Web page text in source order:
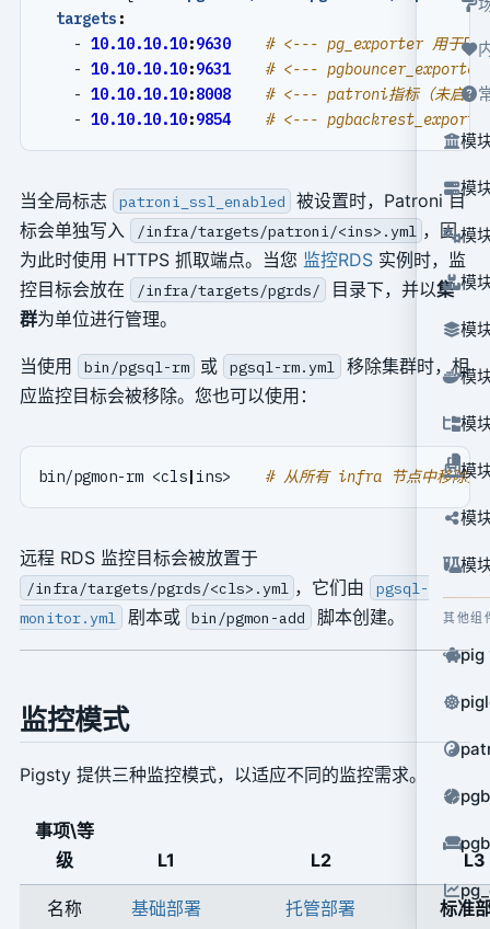
模
模
模
模
模
模
模
模
模
模
其他组
pig
targets :
- 10.10.10.10:9630
# <--- pg_exporter 用于
- 10.10.10.10:9631
# <--- pgbouncer_exporter
- 10.10.10.10:8008
# <--- patroni指标（未启用
- 10.10.10.10:9854 # <--- pgbackrest_exporter
当全局标志 patroni_ssl_enabled
被设置时，Patroni 目
标会单独写入
/infra/targets/patroni/<ins>.yml ，因
为此时使用 HTTPS 抓取端点。当您 监控RDS实例时，监
控目标会放在
/infra/targets/pgrds/ 目录下，并以集
群为单位进行管理。
当使用 bin/pgsql-rm 或 pgsql-rm.yml
移除集群时，相
应监控目标会被移除。您也可以使用：
bin/pgmon-rm <cls| ins> # 从所有 infra 节点中移除监
远程 RDS 监控目标会被放置于
/infra/targets/pgrds/<cls>.yml ，它们由
pgsql-
monitor.yml
剧本或 bin/pgmon-add 脚本创建。
监控模式
Pigsty 提供三种监控模式，以适应不同的监控需求。
事项\等
级
L1 L2 L3
名称 基础部署 托管部署 标准